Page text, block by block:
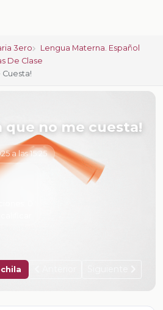
3ero
Lengua Materna. Español
De Clase
Cuesta!
que no me cuesta!
a las 15:25